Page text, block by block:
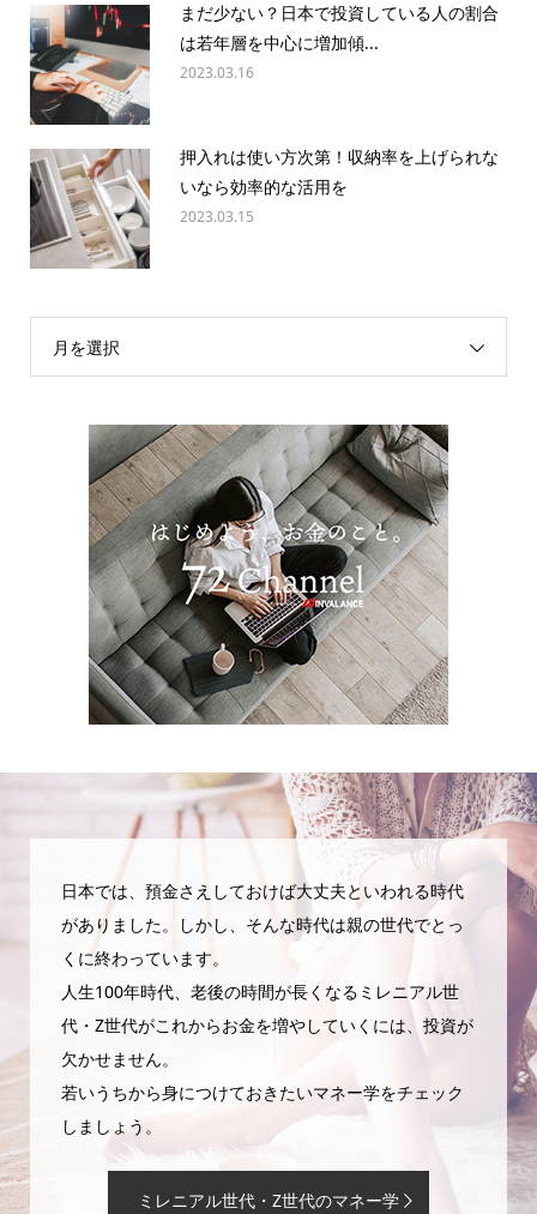
まだ少ない？日本で投資している人の割合
は若年層を中心に増加傾...
2023.03.16
押入れは使い方次第！収納率を上げられな
いなら効率的な活用を
2023.03.15
月を選択
日本では、預金さえしておけば大丈夫といわれる時代
がありました。しかし、そんな時代は親の世代でとっ
くに終わっています。
人生100年時代、老後の時間が長くなるミレニアル世
代・Z世代がこれからお金を増やしていくには、投資が
欠かせません。
若いうちから身につけておきたいマネー学をチェック
しましょう。
ミレニアル世代・Z世代のマネー学